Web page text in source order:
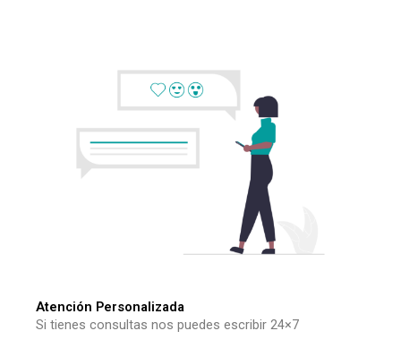
Atención Personalizada
Si tienes consultas nos puedes escribir 24×7